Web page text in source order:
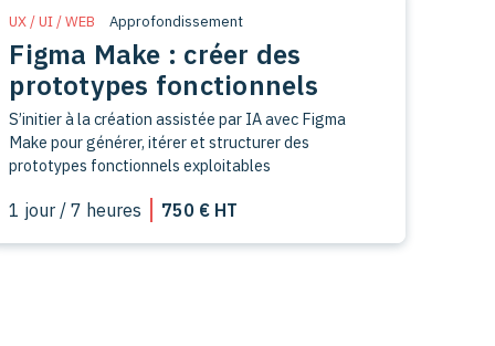
UX / UI / WEB Approfondissement
Figma Make : créer des
prototypes fonctionnels
S’initier à la création assistée par IA avec Figma
Make pour générer, itérer et structurer des
prototypes fonctionnels exploitables
1 jour / 7 heures 750 € HT